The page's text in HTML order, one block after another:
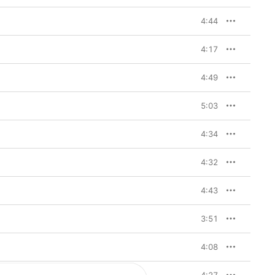
4:44
4:17
4:49
5:03
4:34
4:32
4:43
3:51
4:08